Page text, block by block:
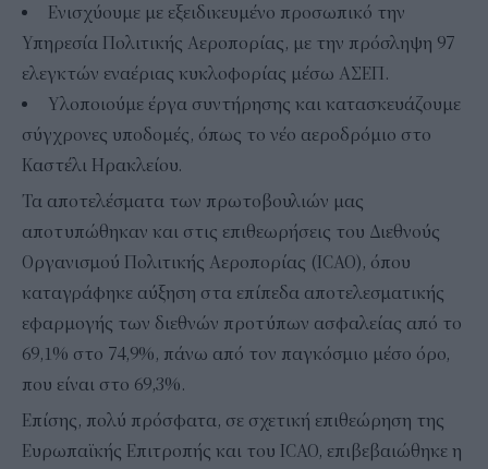
Ενισχύουμε με εξειδικευμένο προσωπικό την
Υπηρεσία Πολιτικής Αεροπορίας, με την πρόσληψη 97
ελεγκτών εναέριας κυκλοφορίας μέσω ΑΣΕΠ.
Υλοποιούμε έργα συντήρησης και κατασκευάζουμε
σύγχρονες υποδομές, όπως το νέο αεροδρόμιο στο
Καστέλι Ηρακλείου.
Τα αποτελέσματα των πρωτοβουλιών μας
αποτυπώθηκαν και στις επιθεωρήσεις του Διεθνούς
Οργανισμού Πολιτικής Αεροπορίας (ICAO), όπου
καταγράφηκε αύξηση στα επίπεδα αποτελεσματικής
εφαρμογής των διεθνών προτύπων ασφαλείας από το
69,1% στο 74,9%, πάνω από τον παγκόσμιο μέσο όρο,
που είναι στο 69,3%.
Επίσης, πολύ πρόσφατα, σε σχετική επιθεώρηση της
Ευρωπαϊκής Επιτροπής και του ICAO, επιβεβαιώθηκε η